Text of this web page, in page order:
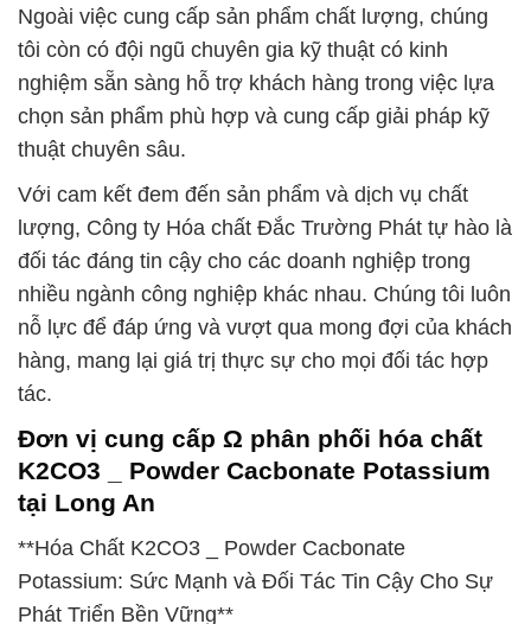
Ngoài việc cung cấp sản phẩm chất lượng, chúng
tôi còn có đội ngũ chuyên gia kỹ thuật có kinh
nghiệm sẵn sàng hỗ trợ khách hàng trong việc lựa
chọn sản phẩm phù hợp và cung cấp giải pháp kỹ
thuật chuyên sâu.
Với cam kết đem đến sản phẩm và dịch vụ chất
lượng, Công ty Hóa chất Đắc Trường Phát tự hào là
đối tác đáng tin cậy cho các doanh nghiệp trong
nhiều ngành công nghiệp khác nhau. Chúng tôi luôn
nỗ lực để đáp ứng và vượt qua mong đợi của khách
hàng, mang lại giá trị thực sự cho mọi đối tác hợp
tác.
Đơn vị cung cấp Ω phân phối hóa chất
K2CO3 _ Powder Cacbonate Potassium
tại Long An
**Hóa Chất K2CO3 _ Powder Cacbonate
Potassium: Sức Mạnh và Đối Tác Tin Cậy Cho Sự
Phát Triển Bền Vững**